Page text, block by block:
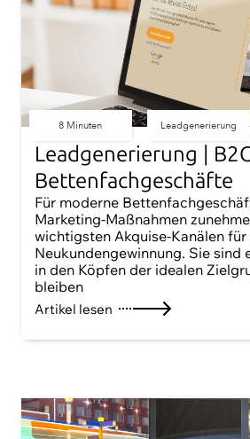
8 Minuten Leadgenerierung
Leadgenerierung |
Bettenfachgeschäfte
Für moderne
Marketing-Maßnahmen
wichtigsten Akquise-Kanälen
Neukundengewinnung. Sie sind
in den Köpfen der idealen
bleiben
Artikel lesen